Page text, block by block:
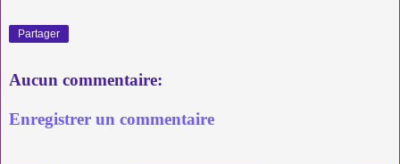
Partager
Aucun commentaire:
Enregistrer un commentaire